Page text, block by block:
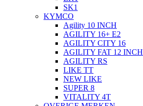
SK1
KYMCO
Agility 10 INCH
AGILITY 16+ E2
AGILITY CITY 16
AGILITY FAT 12 INCH
AGILITY RS
LIKE TT
NEW LIKE
SUPER 8
VITALITY 4T